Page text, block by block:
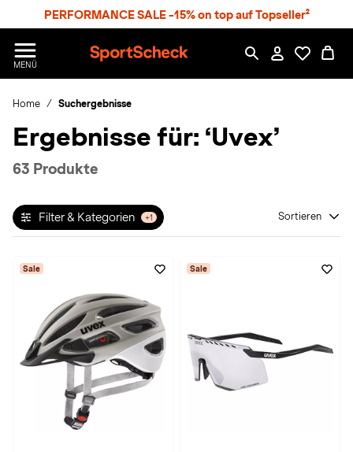
PERFORMANCE SALE -15% on top auf Topseller²
MENÜ
p
r
S
h
k
Home Suchergebnisse
Ergebnisse für: ‘Uvex’
63 Produkte
Filter & Kategorien +1 Sortieren
Sale Sale